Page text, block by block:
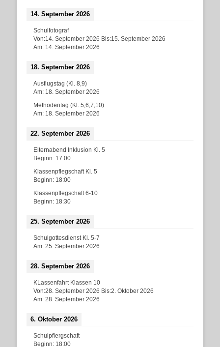
14. September 2026
Schulfotograf
Von:14. September 2026 Bis:15. September 2026
Am: 14. September 2026
18. September 2026
Ausflugstag (Kl. 8,9)
Am: 18. September 2026
Methodentag (Kl. 5,6,7,10)
Am: 18. September 2026
22. September 2026
Elternabend Inklusion Kl. 5
Beginn: 17:00
Klassenpflegschaft Kl. 5
Beginn: 18:00
Klassenpflegschaft 6-10
Beginn: 18:30
25. September 2026
Schulgottesdienst Kl. 5-7
Am: 25. September 2026
28. September 2026
KLassenfahrt Klassen 10
Von:28. September 2026 Bis:2. Oktober 2026
Am: 28. September 2026
6. Oktober 2026
Schulpflergschaft
Beginn: 18:00